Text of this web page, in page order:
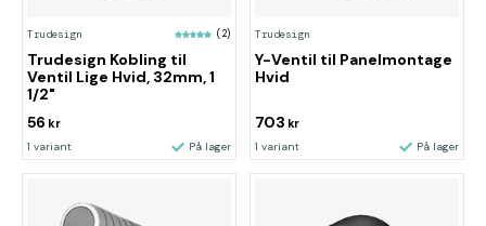
Trudesign (2)
Trudesign Kobling til
Ventil Lige Hvid, 32mm, 1
1/2"
56 kr
1 variant På lager
Trudesign
Y-Ventil til Panelmontage
Hvid
703 kr
1 variant På lager